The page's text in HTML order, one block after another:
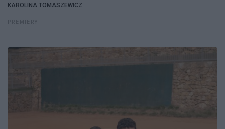
KAROLINA TOMASZEWICZ